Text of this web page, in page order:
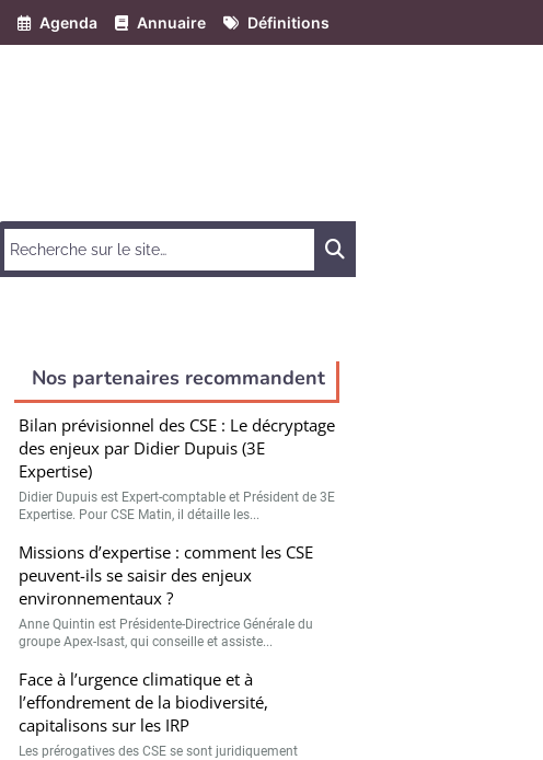
Agenda Annuaire Définitions
Nos partenaires recommandent
Bilan prévisionnel des CSE : Le décryptage
des enjeux par Didier Dupuis (3E
Expertise)
Didier Dupuis est Expert-comptable et Président de 3E
Expertise. Pour CSE Matin, il détaille les...
Missions d’expertise : comment les CSE
peuvent-ils se saisir des enjeux
environnementaux ?
Anne Quintin est Présidente-Directrice Générale du
groupe Apex-Isast, qui conseille et assiste...
Face à l’urgence climatique et à
l’effondrement de la biodiversité,
capitalisons sur les IRP
Les prérogatives des CSE se sont juridiquement